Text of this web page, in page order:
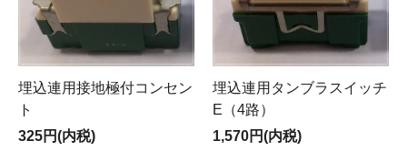
埋込連用接地極付コンセン
ト
325円(内税)
埋込連用タンブラスイッチ
E（4路）
1,570円(内税)